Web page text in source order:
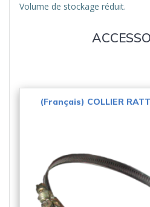
Volume de stockage réduit.
(Français) COLLIER